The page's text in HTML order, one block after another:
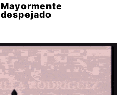
Mayormente
despejado